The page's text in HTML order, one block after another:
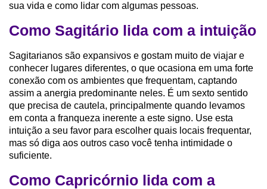
sua vida e como lidar com algumas pessoas.
Como Sagitário lida com a intuição
Sagitarianos são expansivos e gostam muito de viajar e
conhecer lugares diferentes, o que ocasiona em uma forte
conexão com os ambientes que frequentam, captando
assim a anergia predominante neles. É um sexto sentido
que precisa de cautela, principalmente quando levamos
em conta a franqueza inerente a este signo. Use esta
intuição a seu favor para escolher quais locais frequentar,
mas só diga aos outros caso você tenha intimidade o
suficiente.
Como Capricórnio lida com a